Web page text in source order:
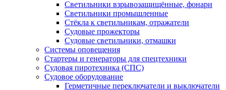
Светильники взрывозащищённые, фонари
Светильники промышленные
Стёкла к светильникам, отражатели
Судовые прожекторы
Судовые светильники, отмашки
Системы оповещения
Стартеры и генераторы для спецтехники
Судовая пиротехника (СПС)
Судовое оборудование
Герметичные переключатели и выключатели